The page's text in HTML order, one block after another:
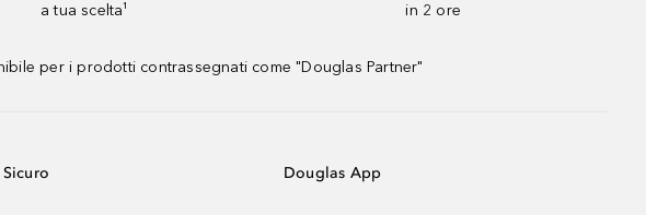
a tua scelta¹
in 2 ore
per i prodotti contrassegnati come "Douglas Partner"
Douglas App